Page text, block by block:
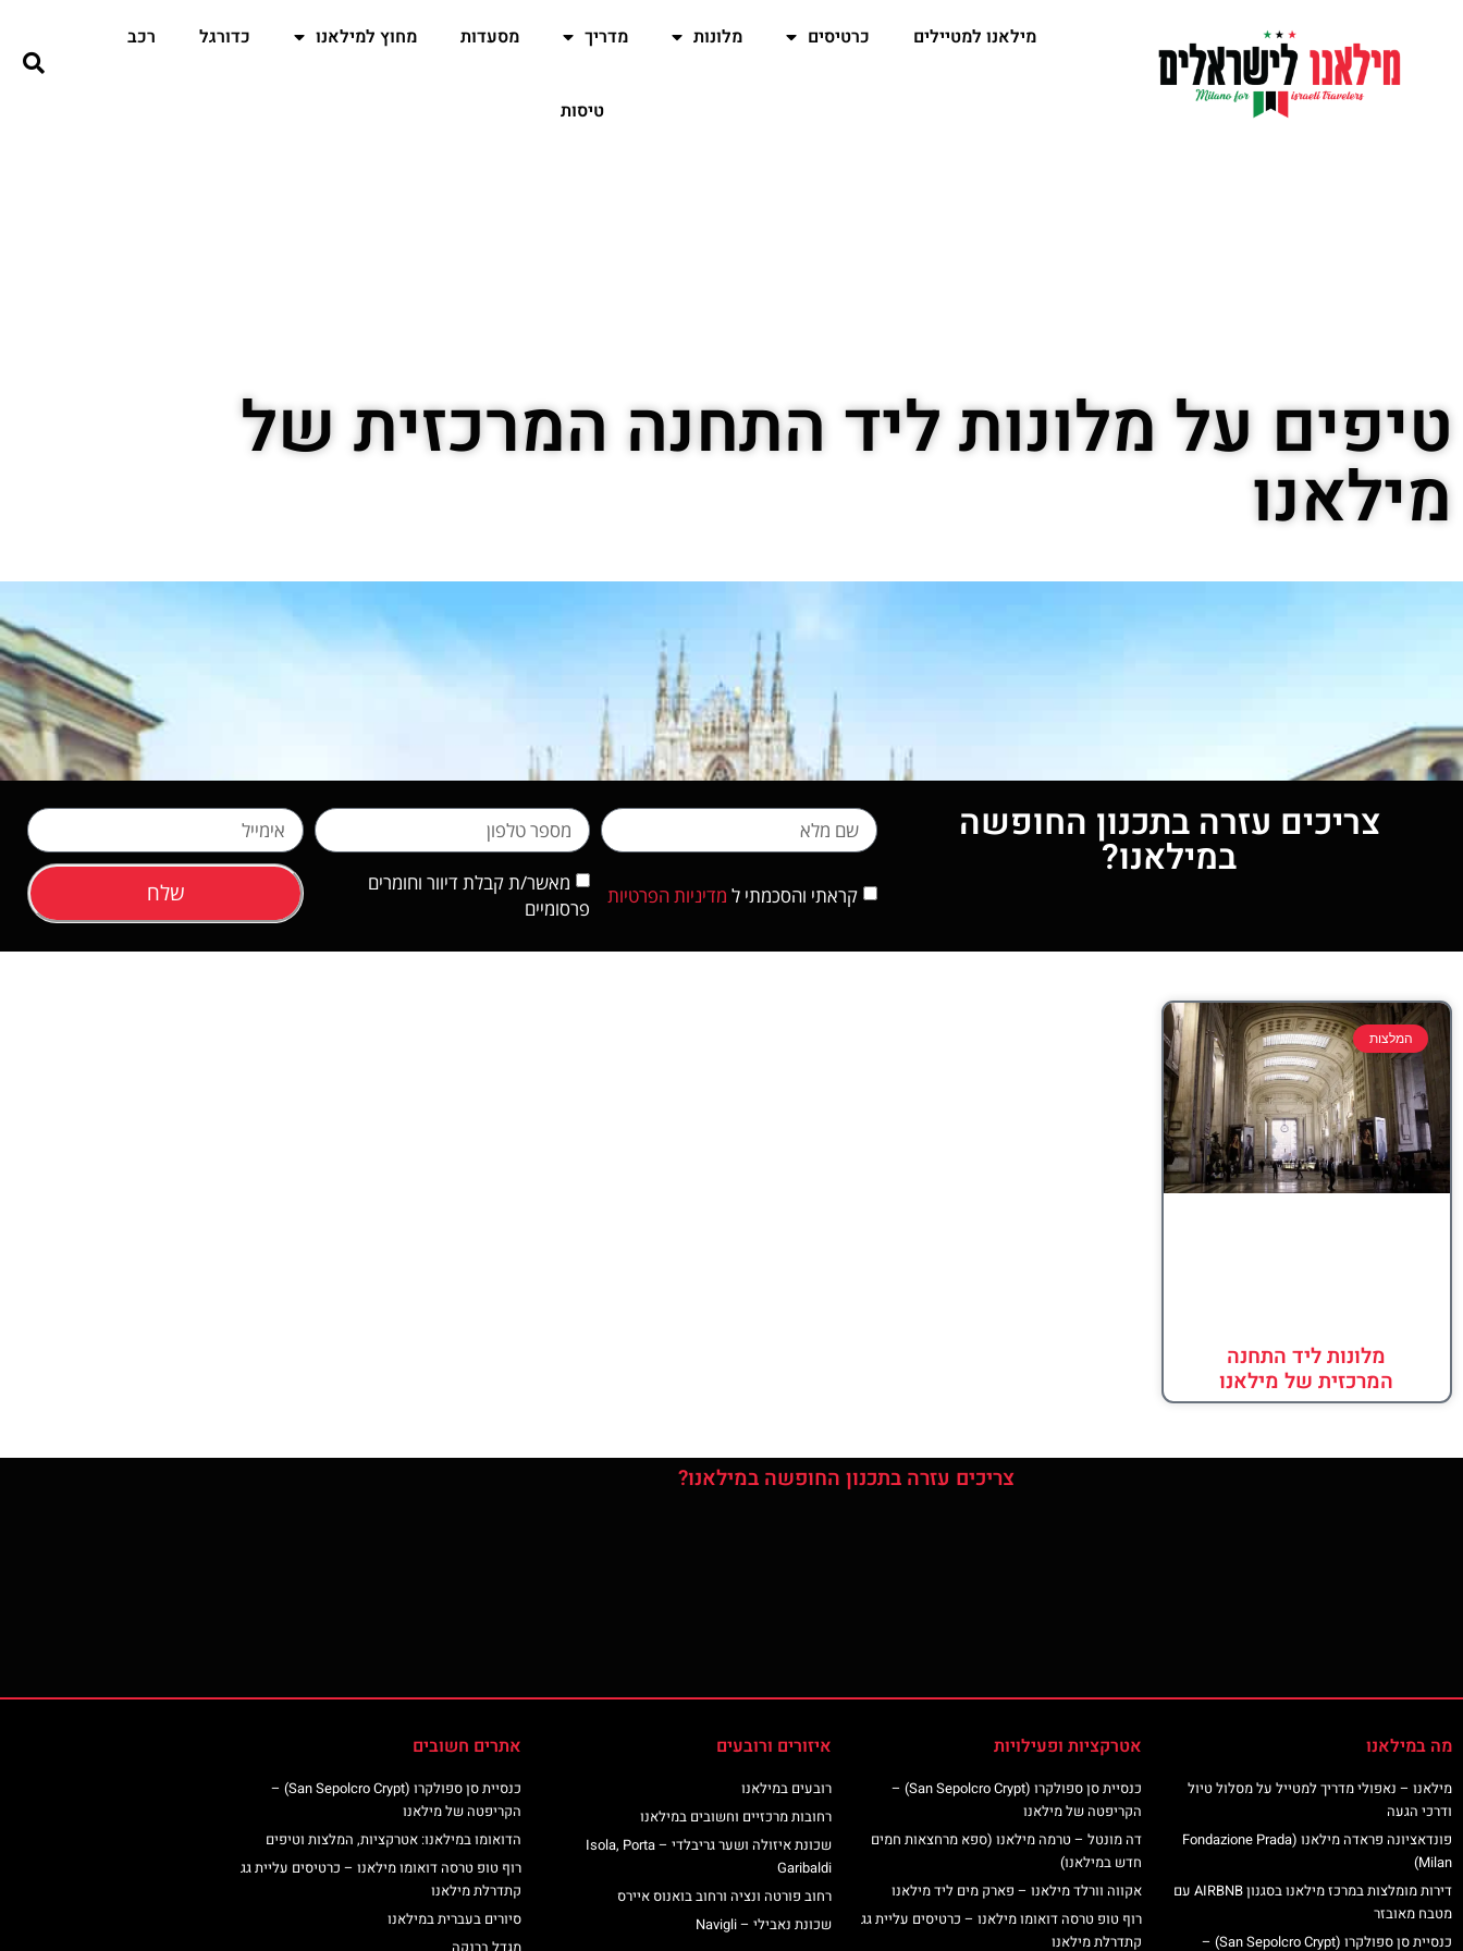
מילאנו למטיילים כרטיסים מלונות מדריך מסעדות מחוץ למילאנו כדורגל רכב
טיסות
טיפים על מלונות ליד התחנה המרכזית של
מילאנו
צריכים עזרה בתכנון החופשה
במילאנו?
קראתי והסכמתי ל מדיניות הפרטיות
מאשר/ת קבלת דיוור וחומרים
פרסומיים
שלח
המלצות
מלונות ליד התחנה
המרכזית של מילאנו
צריכים עזרה בתכנון החופשה במילאנו?
מה במילאנו
מילאנו – נאפולי מדריך למטייל על מסלול טיול
ודרכי הגעה
פונדאציונה פראדה מילאנו (Fondazione Prada
Milan)
דירות מומלצות במרכז מילאנו בסגנון AIRBNB עם
מטבח מאובזר
כנסיית סן ספולקרו (San Sepolcro Crypt) –
אטרקציות ופעילויות
כנסיית סן ספולקרו (San Sepolcro Crypt) –
הקריפטה של מילאנו
דה מונטל – טרמה מילאנו (ספא מרחצאות חמים
חדש במילאנו)
אקווה וורלד מילאנו – פארק מים ליד מילאנו
רוף טופ טרסה דואומו מילאנו – כרטיסים עליית גג
קתדרלת מילאנו
איזורים ורובעים
רובעים במילאנו
רחובות מרכזיים וחשובים במילאנו
שכונת איזולה ושער גריבלדי – Isola, Porta
Garibaldi
רחוב פורטה ונציה ורחוב בואנוס איירס
שכונת נאבילי – Navigli
אתרים חשובים
כנסיית סן ספולקרו (San Sepolcro Crypt) –
הקריפטה של מילאנו
הדואומו במילאנו: אטרקציות, המלצות וטיפים
רוף טופ טרסה דואומו מילאנו – כרטיסים עליית גג
קתדרלת מילאנו
סיורים בעברית במילאנו
מגדל ברנקה